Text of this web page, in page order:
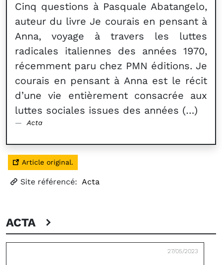
Cinq questions à Pasquale Abatangelo,
auteur du livre Je courais en pensant à
Anna, voyage à travers les luttes
radicales italiennes des années 1970,
récemment paru chez PMN éditions. Je
courais en pensant à Anna est le récit
d’une vie entièrement consacrée aux
luttes sociales issues des années (…)
Acta
Article original.
Site référencé: Acta
ACTA
27/05/2023